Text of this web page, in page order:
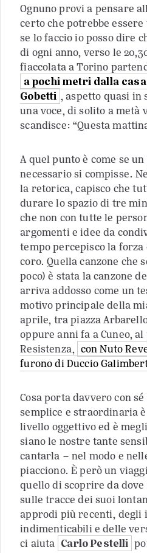
Ognuno provi a pensare
certo che potrebbe
se lo faccio io posso dire
di ogni anno, verso le
fiaccolata a Torino
a pochi metri dalla
Gobetti , aspetto quasi in
una voce, di solito a metà
scandisce: “Questa
A quel punto è come se
necessario si compisse.
la retorica, capisco che
durare lo spazio di tre
che non con tutte le
argomenti e idee da
tempo percepisco la
coro. Quella canzone che
poco) è stata la canzone
arriva addosso come un
motivo principale della
aprile, tra piazza
oppure anni fa a Cuneo,
Resistenza, con Nuto
furono di Duccio
Cosa porta davvero con
semplice e straordinaria
livello oggettivo ed è
siano le nostre tante
cantarla – nel modo e
piacciono. È però un
quello di scoprire da
sulle tracce dei suoi
approdi più recenti,
indimenticabili e delle
ci aiuta Carlo Pestelli